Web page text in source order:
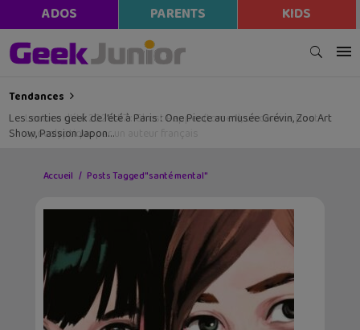
ADOS PARENTS KIDS
Tendances
Les sorties geek de l’été à Paris : One Piece au musée Grévin, Zoo Art
Show, Passion Japon…
Accueil Posts Tagged "santé mental"